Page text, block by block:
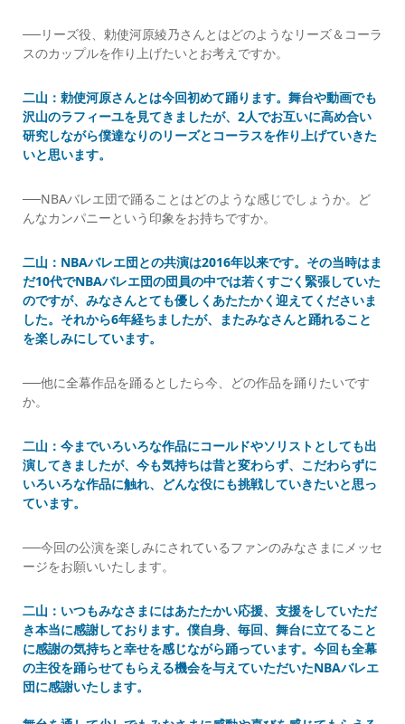
──リーズ役、勅使河原綾乃さんとはどのようなリーズ＆コーラ
スのカップルを作り上げたいとお考えですか。
二山：勅使河原さんとは今回初めて踊ります。舞台や動画でも
沢山のラフィーユを見てきましたが、2人でお互いに高め合い
研究しながら僕達なりのリーズとコーラスを作り上げていきた
いと思います。
──NBAバレエ団で踊ることはどのような感じでしょうか。ど
んなカンパニーという印象をお持ちですか。
二山：NBAバレエ団との共演は2016年以来です。その当時はま
だ10代でNBAバレエ団の団員の中では若くすごく緊張していた
のですが、みなさんとても優しくあたたかく迎えてくださいま
した。それから6年経ちましたが、またみなさんと踊れること
を楽しみにしています。
──他に全幕作品を踊るとしたら今、どの作品を踊りたいです
か。
二山：今までいろいろな作品にコールドやソリストとしても出
演してきましたが、今も気持ちは昔と変わらず、こだわらずに
いろいろな作品に触れ、どんな役にも挑戦していきたいと思っ
ています。
──今回の公演を楽しみにされているファンのみなさまにメッセ
ージをお願いいたします。
二山：いつもみなさまにはあたたかい応援、支援をしていただ
き本当に感謝しております。僕自身、毎回、舞台に立てること
に感謝の気持ちと幸せを感じながら踊っています。今回も全幕
の主役を踊らせてもらえる機会を与えていただいたNBAバレエ
団に感謝いたします。